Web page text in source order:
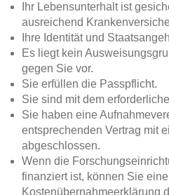
Ihr Lebensunterhalt ist
ausreichend
Ihre Identität und
Es liegt kein
gegen Sie vor.
Sie erfüllen die Passpflicht.
Sie sind mit dem
Sie haben eine
entsprechenden Vertrag mit
abgeschlossen.
Wenn die
finanziert ist, können Sie eine
Kostenübernahmeerklärung